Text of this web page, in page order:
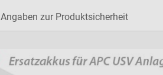
Angaben zur Produktsicherheit